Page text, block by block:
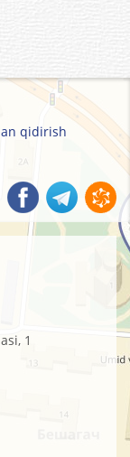
qidirish
1